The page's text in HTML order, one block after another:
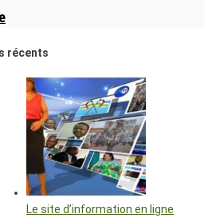
récents
Le site d’information en ligne